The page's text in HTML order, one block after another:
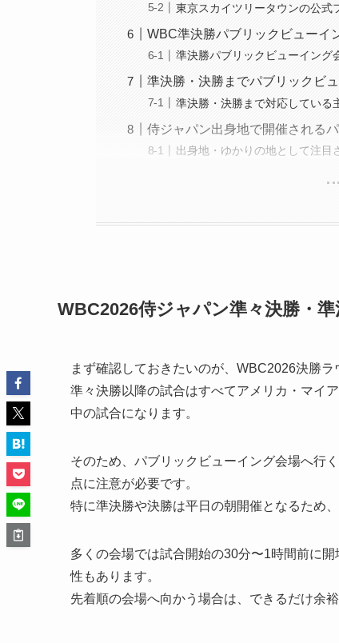
東京スカイツリータウンの公式
WBC準決勝パブリックビューイ
準決勝パブリックビューイング
準決勝・決勝までパブリックビ
準決勝・決勝まで対応している
侍ジャパン出身地で開催される
出身地・ゆかりの地として注目
WBC2026侍ジャパン準々決勝・
まず確認しておきたいのが、WBC2026決勝ラ
準々決勝以降の試合はすべてアメリカ・マイ
中の試合になります。
そのため、パブリックビューイング会場へ行
点に注意が必要です。
特に準決勝や決勝は平日の朝開催となるため
多くの会場では試合開始の30分〜1時間前に
性もあります。
先着順の会場へ向かう場合は、できるだけ余